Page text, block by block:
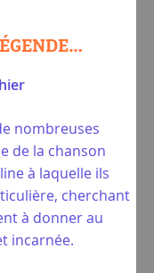
nombreuses
de la chanson
à laquelle ils
cherchant
à donner au
incarnée.